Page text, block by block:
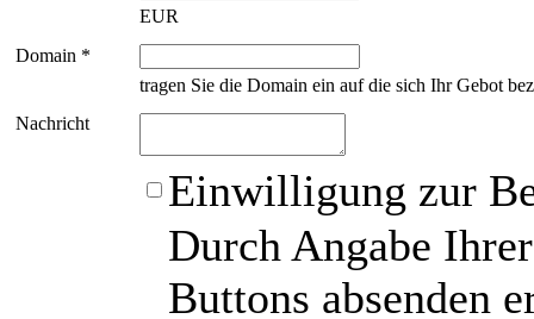
EUR
Domain *
tragen Sie die Domain ein auf die sich Ihr Gebot
Nachricht
Einwilligung zur
Durch Angabe
Buttons absenden